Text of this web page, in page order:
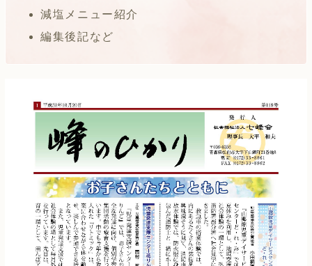
減塩メニュー紹介
編集後記など